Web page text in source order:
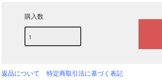
購入数
返品について 特定商取引法に基づく表記